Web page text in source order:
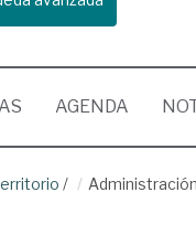
AGENDA
/